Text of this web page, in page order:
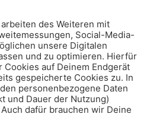
dir Tagestickets für
der Steinplatte